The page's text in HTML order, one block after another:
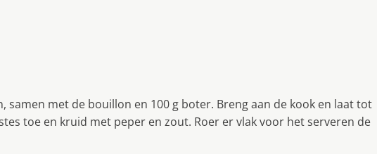
samen met de bouillon en 100 g boter. Breng aan de kook en laat tot
toe en kruid met peper en zout. Roer er vlak voor het serveren de